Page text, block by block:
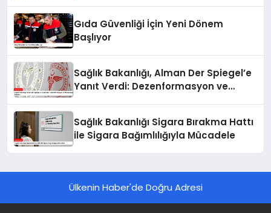
Gıda Güvenliği İçin Yeni Dönem
Başlıyor
Sağlık Bakanlığı, Alman Der Spiegel’e
Yanıt Verdi: Dezenformasyon ve
Sağlık Bakanlığı Sigara Bırakma Hattı
ile Sigara Bağımlılığıyla Mücadele
Ülkenin Haber'de Doğru Adresi